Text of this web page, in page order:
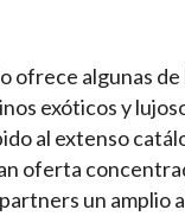
ofrece algunas
exóticos y
al extenso
oferta
un amplio